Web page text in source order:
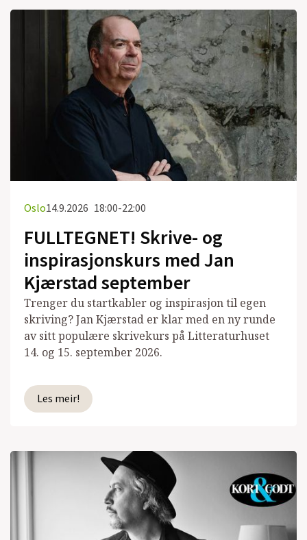
Oslo14.9.2026 18:00-22:00
FULLTEGNET! Skrive- og
inspirasjonskurs med Jan
Kjærstad september
Trenger du startkabler og inspirasjon til egen
skriving? Jan Kjærstad er klar med en ny runde
av sitt populære skrivekurs på Litteraturhuset
14. og 15. september 2026.
Les meir!